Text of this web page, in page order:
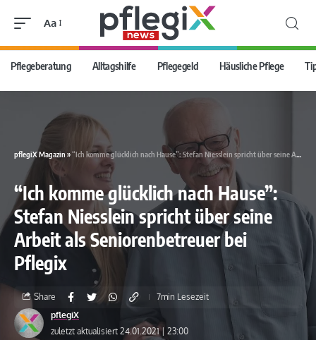
Aa
Pflegeberatung Alltagshilfe Pflegegeld Häusliche Pflege
pflegiX Magazin »“Ich komme glücklich nach Hause”: Stefan Niesslein spricht über seine Arbeit als Seniorenbetreuer bei Pflegix
“Ich komme glücklich nach Hause”:
Stefan Niesslein spricht über seine
Arbeit als Seniorenbetreuer bei
Pflegix
zuletzt aktualisiert 24.01.2021 | 23:00
pflegiX
Share 7min Lesezeit